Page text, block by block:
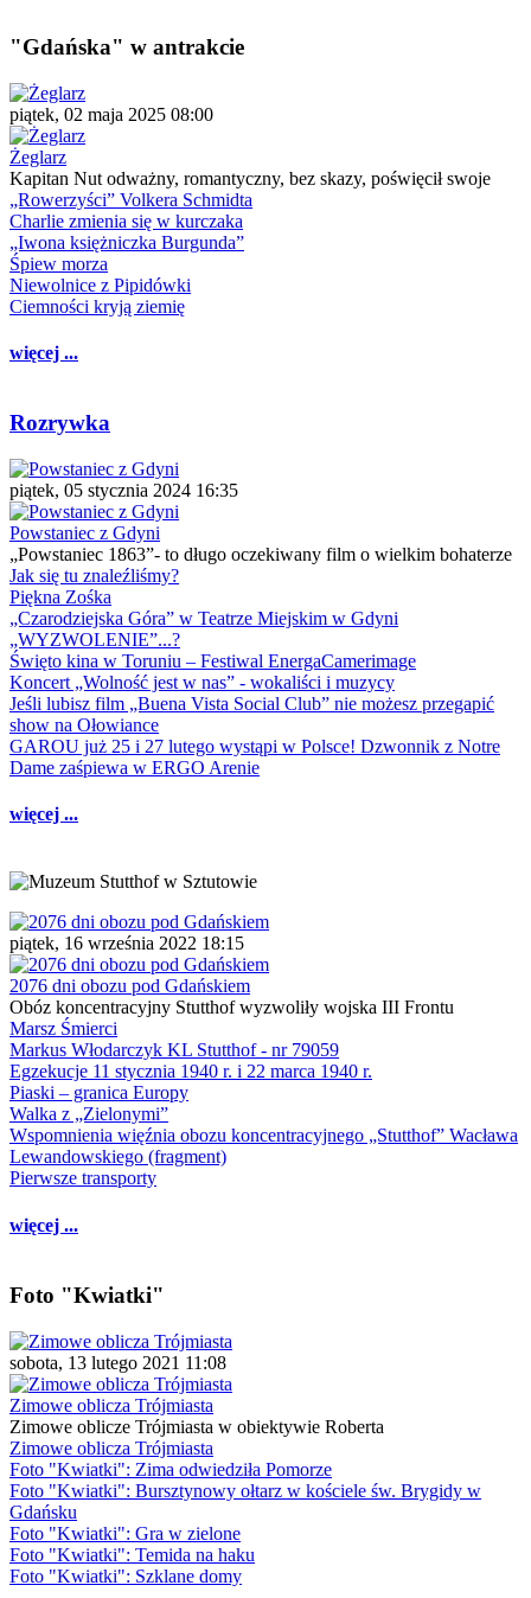
"Gdańska" w antrakcie
piątek, 02 maja 2025 08:00
Żeglarz
Kapitan Nut odważny, romantyczny, bez skazy, poświęcił swoje
„Rowerzyści” Volkera Schmidta
Charlie zmienia się w kurczaka
„Iwona księżniczka Burgunda”
Śpiew morza
Niewolnice z Pipidówki
Ciemności kryją ziemię
więcej ...
Rozrywka
piątek, 05 stycznia 2024 16:35
Powstaniec z Gdyni
„Powstaniec 1863”- to długo oczekiwany film o wielkim bohaterze
Jak się tu znaleźliśmy?
Piękna Zośka
„Czarodziejska Góra” w Teatrze Miejskim w Gdyni
„WYZWOLENIE”...?
Święto kina w Toruniu – Festiwal EnergaCamerimage
Koncert „Wolność jest w nas” - wokaliści i muzycy
Jeśli lubisz film „Buena Vista Social Club” nie możesz przegapić
show na Ołowiance
GAROU już 25 i 27 lutego wystąpi w Polsce! Dzwonnik z Notre
Dame zaśpiewa w ERGO Arenie
więcej ...
piątek, 16 września 2022 18:15
2076 dni obozu pod Gdańskiem
Obóz koncentracyjny Stutthof wyzwoliły wojska III Frontu
Marsz Śmierci
Markus Włodarczyk KL Stutthof - nr 79059
Egzekucje 11 stycznia 1940 r. i 22 marca 1940 r.
Piaski – granica Europy
Walka z „Zielonymi”
Wspomnienia więźnia obozu koncentracyjnego „Stutthof” Wacława
Lewandowskiego (fragment)
Pierwsze transporty
więcej ...
Foto "Kwiatki"
sobota, 13 lutego 2021 11:08
Zimowe oblicza Trójmiasta
Zimowe oblicze Trójmiasta w obiektywie Roberta
Zimowe oblicza Trójmiasta
Foto "Kwiatki": Zima odwiedziła Pomorze
Foto "Kwiatki": Bursztynowy ołtarz w kościele św. Brygidy w
Gdańsku
Foto "Kwiatki": Gra w zielone
Foto "Kwiatki": Temida na haku
Foto "Kwiatki": Szklane domy